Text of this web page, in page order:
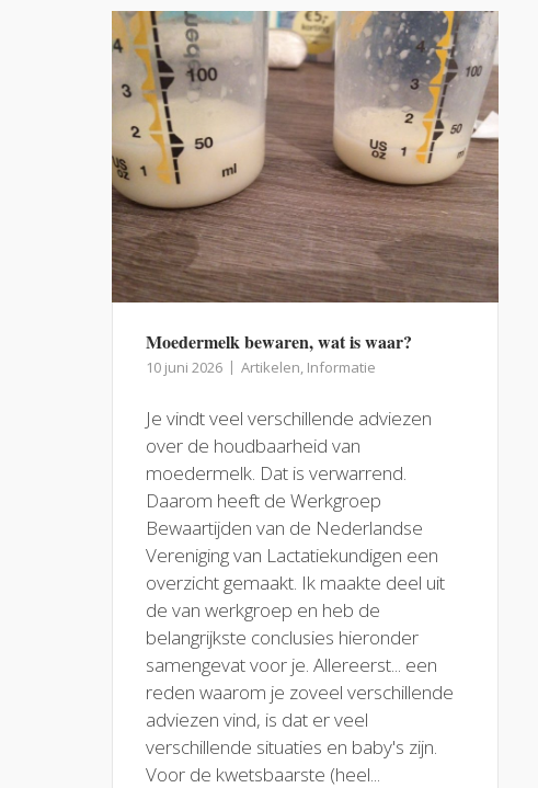
Moedermelk bewaren, wat is waar?
10 juni 2026 Artikelen Informatie
Je vindt veel verschillende adviezen
over de houdbaarheid van
moedermelk. Dat is verwarrend.
Daarom heeft de Werkgroep
Bewaartijden van de Nederlandse
Vereniging van Lactatiekundigen een
overzicht gemaakt. Ik maakte deel uit
de van werkgroep en heb de
belangrijkste conclusies hieronder
samengevat voor je. Allereerst... een
reden waarom je zoveel verschillende
adviezen vind, is dat er veel
verschillende situaties en baby's zijn.
Voor de kwetsbaarste (heel...